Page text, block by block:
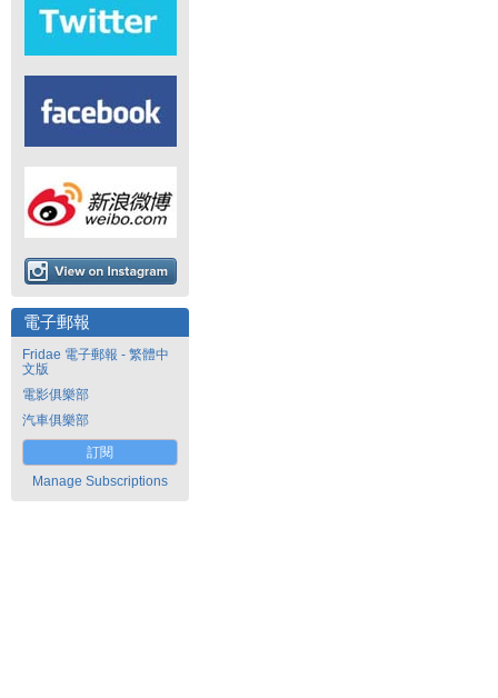
電子郵報
Fridae 電子郵報 - 繁體中
文版
電影俱樂部
汽車俱樂部
訂閱
Manage Subscriptions